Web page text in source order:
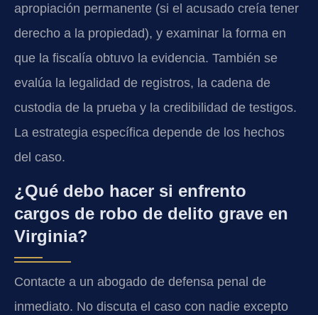
apropiación permanente (si el acusado creía tener
derecho a la propiedad), y examinar la forma en
que la fiscalía obtuvo la evidencia. También se
evalúa la legalidad de registros, la cadena de
custodia de la prueba y la credibilidad de testigos.
La estrategia específica depende de los hechos
del caso.
¿Qué debo hacer si enfrento
cargos de robo de delito grave en
Virginia?
Contacte a un abogado de defensa penal de
inmediato. No discuta el caso con nadie excepto